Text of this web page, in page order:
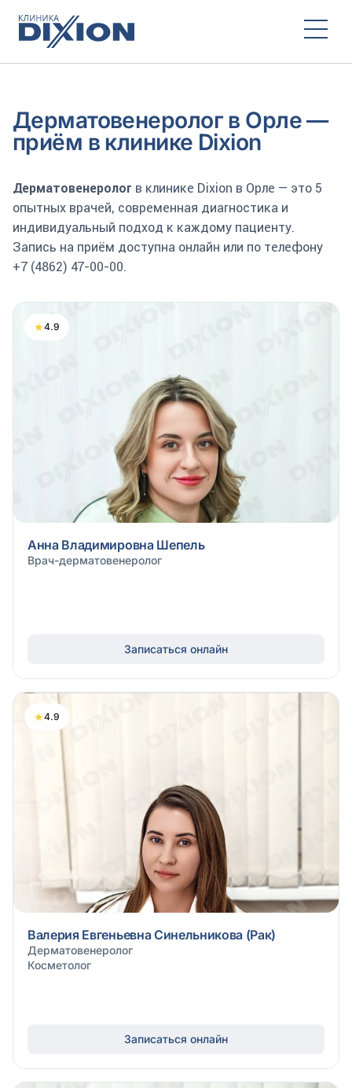
Дерматовенеролог в Орле —
приём в клинике Dixion
Дерматовенеролог в клинике Dixion в Орле — это 5
опытных врачей, современная диагностика и
индивидуальный подход к каждому пациенту.
Запись на приём доступна онлайн или по телефону
+7 (4862) 47-00-00.
★4.9
Анна Владимировна Шепель
Врач-дерматовенеролог
Записаться онлайн
★4.9
Валерия Евгеньевна Синельникова (Рак)
Дерматовенеролог
Косметолог
Записаться онлайн